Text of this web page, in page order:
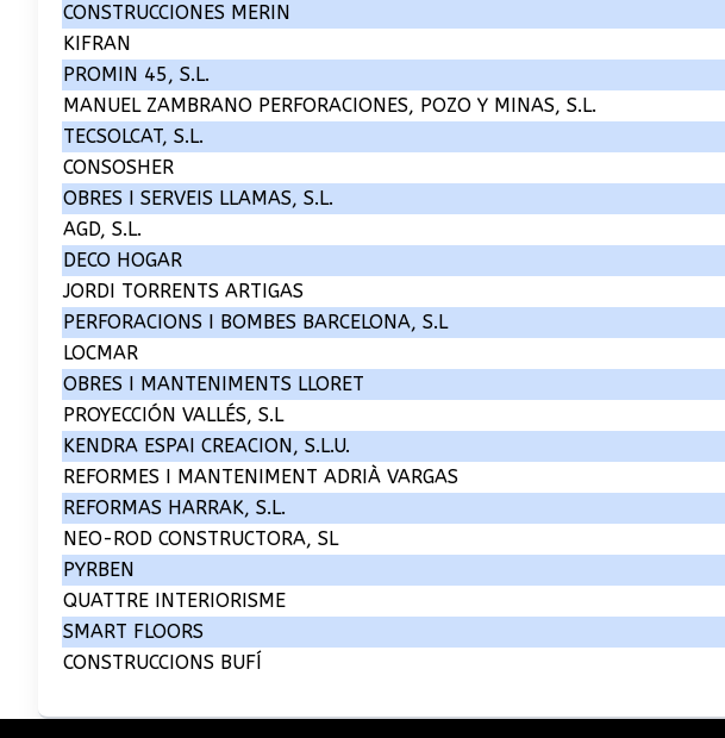
CONSTRUCCIONES MERIN
KIFRAN
PROMIN 45, S.L.
MANUEL ZAMBRANO PERFORACIONES, POZO Y MINAS, S.L.
TECSOLCAT, S.L.
CONSOSHER
OBRES I SERVEIS LLAMAS, S.L.
AGD, S.L.
DECO HOGAR
JORDI TORRENTS ARTIGAS
PERFORACIONS I BOMBES BARCELONA, S.L
LOCMAR
OBRES I MANTENIMENTS LLORET
PROYECCIÓN VALLÉS, S.L
KENDRA ESPAI CREACION, S.L.U.
REFORMES I MANTENIMENT ADRIÀ VARGAS
REFORMAS HARRAK, S.L.
NEO-ROD CONSTRUCTORA, SL
PYRBEN
QUATTRE INTERIORISME
SMART FLOORS
CONSTRUCCIONS BUFÍ